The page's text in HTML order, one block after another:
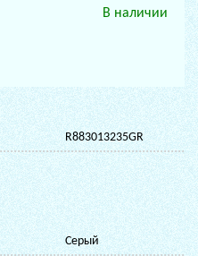
В наличии
R883013235GR
Серый